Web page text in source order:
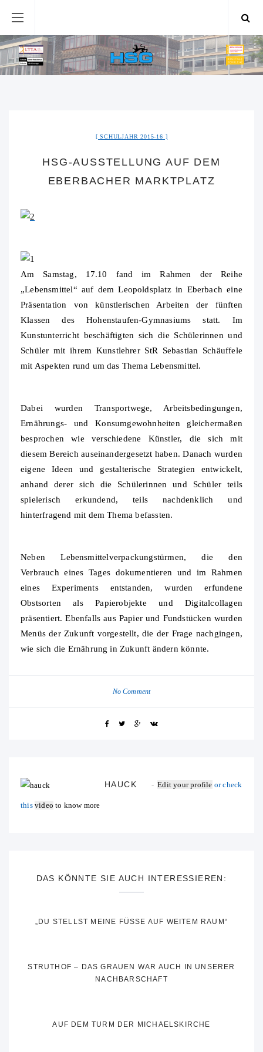
SCHULJAHR 2015-16
HSG-AUSSTELLUNG AUF DEM
EBERBACHER MARKTPLATZ
Am Samstag, 17.10 fand im Rahmen der Reihe
„Lebensmittel“ auf dem Leopoldsplatz in Eberbach eine
Präsentation von künstlerischen Arbeiten der fünften
Klassen des Hohenstaufen-Gymnasiums statt. Im
Kunstunterricht beschäftigten sich die Schülerinnen und
Schüler mit ihrem Kunstlehrer StR Sebastian Schäuffele
mit Aspekten rund um das Thema Lebensmittel.
Dabei wurden Transportwege, Arbeitsbedingungen,
Ernährungs- und Konsumgewohnheiten gleichermaßen
besprochen wie verschiedene Künstler, die sich mit
diesem Bereich auseinandergesetzt haben. Danach wurden
eigene Ideen und gestalterische Strategien entwickelt,
anhand derer sich die Schülerinnen und Schüler teils
spielerisch erkundend, teils nachdenklich und
hinterfragend mit dem Thema befassten.
Neben Lebensmittelverpackungstürmen, die den
Verbrauch eines Tages dokumentieren und im Rahmen
eines Experiments entstanden, wurden erfundene
Obstsorten als Papierobjekte und Digitalcollagen
präsentiert. Ebenfalls aus Papier und Fundstücken wurden
Menüs der Zukunft vorgestellt, die der Frage nachgingen,
wie sich die Ernährung in Zukunft ändern könnte.
No Comment
HAUCK Edit your profile or check
this video to know more
DAS KÖNNTE SIE AUCH INTERESSIEREN:
„DU STELLST MEINE FÜSSE AUF WEITEM RAUM“
STRUTHOF – DAS GRAUEN WAR AUCH IN UNSERER
NACHBARSCHAFT
AUF DEM TURM DER MICHAELSKIRCHE